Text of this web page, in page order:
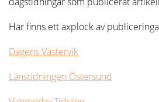
Här finns ett axplock av
Dagens Västervik
Länstidningen Östersund